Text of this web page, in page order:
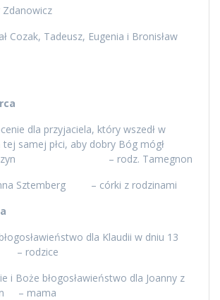
Zdanowicz
Cozak, Tadeusz, Eugenia i Bronisław
dla przyjaciela, który wszedł w
samej płci, aby dobry Bóg mógł
czyn – rodz. Tamegnon
Sztemberg – córki z rodzinami
dla Klaudii w dniu 13
i Boże błogosławieństwo dla Joanny z
– mama